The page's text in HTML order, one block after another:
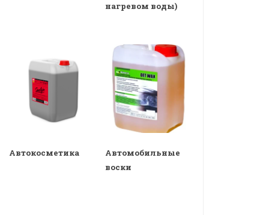
нагревом воды)
Автокосметика
Автомобильные
воски